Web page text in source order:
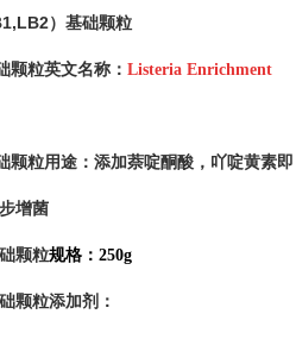
）基础颗粒
颗粒英文名称： Listeria Enrichment
颗粒用途： 添加萘啶酮酸，吖啶黄素即
增菌
颗粒规格：250g
颗粒添加剂：